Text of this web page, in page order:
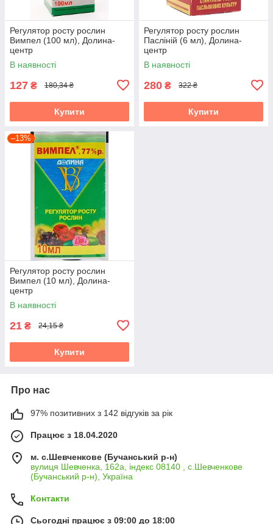
Регулятор росту рослин
Вимпел (100 мл), Долина-
центр
В наявності
127 ₴ 180,34 ₴
Купити
Регулятор росту рослин
Пасліній (6 мл), Долина-
центр
В наявності
280 ₴ 322 ₴
Купити
–13%
Регулятор росту рослин
Вимпел (10 мл), Долина-
центр
В наявності
21 ₴ 24,15 ₴
Купити
Про нас
97% позитивних з 142 відгуків за рік
Працює з 18.04.2020
м. с.Шевченкове (Бучанський р-н)
вулиця Шевченка, 162а, індекс 08140 , с.Шевченкове
(Бучанський р-н), Україна
Контакти
Сьогодні працює з 09:00 до 18:00